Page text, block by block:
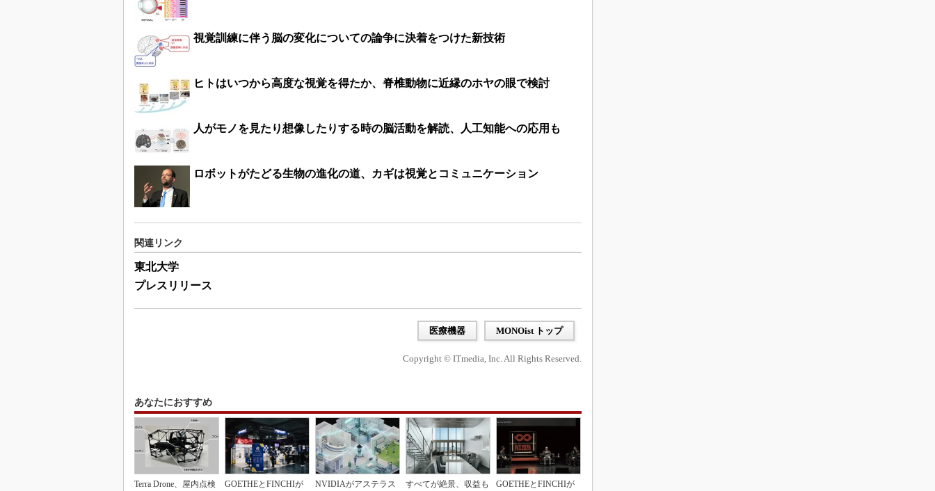
視覚訓練に伴う脳の変化についての論争に決着をつけた新技術
ヒトはいつから高度な視覚を得たか、脊椎動物に近縁のホヤの眼で検討
人がモノを見たり想像したりする時の脳活動を解読、人工知能への応用も
ロボットがたどる生物の進化の道、カギは視覚とコミュニケーション
関連リンク
東北大学
プレスリリース
医療機器 MONOist トップ
Copyright © ITmedia, Inc. All Rights Reserved.
あなたにおすすめ
Terra Drone、屋内点検
GOETHEとFINCHIが
NVIDIAがアステラス
すべてが絶景、収益も
GOETHEとFINCHIが